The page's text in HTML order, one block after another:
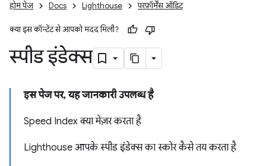
होम पेज Docs Lighthouse परफ़ॉर्मेंस ऑडिट
क्या इस कॉन्टेंट से आपको मदद मिली?
स्पीड इंडेक्स
इस पेज पर, यह जानकारी उपलब्ध है
Speed Index क्या मेज़र करता है
Lighthouse आपके स्पीड इंडेक्स का स्कोर कैसे तय करता है